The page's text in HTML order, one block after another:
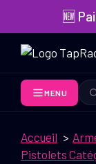
contenu
🆕
MENU
Accueil
Pistolets